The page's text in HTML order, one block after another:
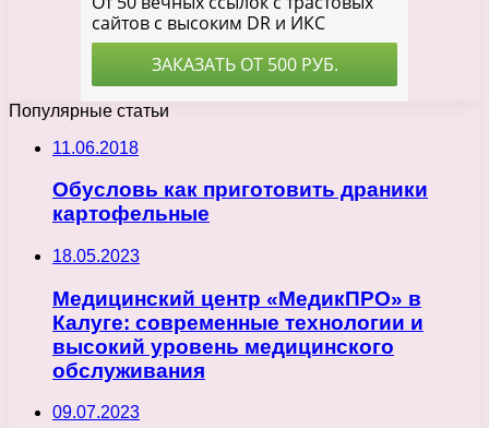
Популярные статьи
11.06.2018
Обусловь как приготовить драники
картофельные
18.05.2023
Медицинский центр «МедикПРО» в
Калуге: современные технологии и
высокий уровень медицинского
обслуживания
09.07.2023